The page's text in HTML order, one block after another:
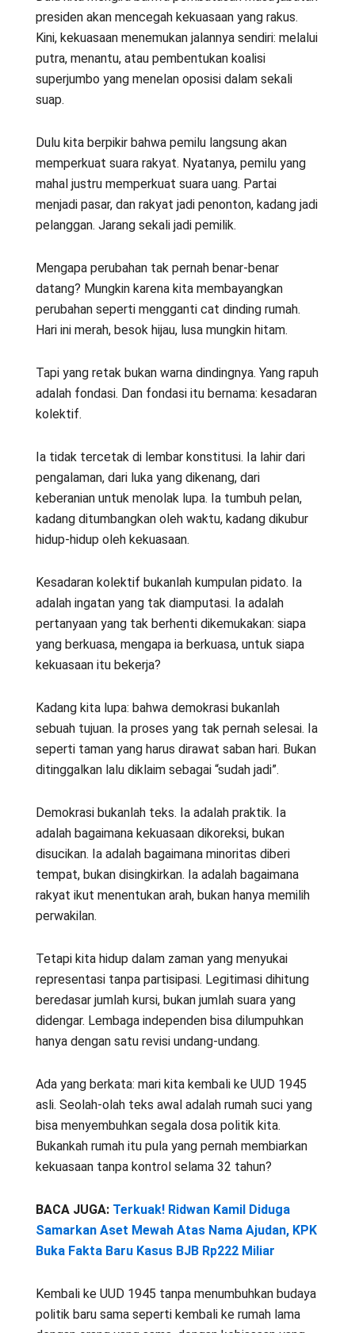
presiden akan mencegah kekuasaan yang rakus.
Kini, kekuasaan menemukan jalannya sendiri: melalui
putra, menantu, atau pembentukan koalisi
superjumbo yang menelan oposisi dalam sekali
suap.
Dulu kita berpikir bahwa pemilu langsung akan
memperkuat suara rakyat. Nyatanya, pemilu yang
mahal justru memperkuat suara uang. Partai
menjadi pasar, dan rakyat jadi penonton, kadang jadi
pelanggan. Jarang sekali jadi pemilik.
Mengapa perubahan tak pernah benar-benar
datang? Mungkin karena kita membayangkan
perubahan seperti mengganti cat dinding rumah.
Hari ini merah, besok hijau, lusa mungkin hitam.
Tapi yang retak bukan warna dindingnya. Yang rapuh
adalah fondasi. Dan fondasi itu bernama: kesadaran
kolektif.
Ia tidak tercetak di lembar konstitusi. Ia lahir dari
pengalaman, dari luka yang dikenang, dari
keberanian untuk menolak lupa. Ia tumbuh pelan,
kadang ditumbangkan oleh waktu, kadang dikubur
hidup-hidup oleh kekuasaan.
Kesadaran kolektif bukanlah kumpulan pidato. Ia
adalah ingatan yang tak diamputasi. Ia adalah
pertanyaan yang tak berhenti dikemukakan: siapa
yang berkuasa, mengapa ia berkuasa, untuk siapa
kekuasaan itu bekerja?
Kadang kita lupa: bahwa demokrasi bukanlah
sebuah tujuan. Ia proses yang tak pernah selesai. Ia
seperti taman yang harus dirawat saban hari. Bukan
ditinggalkan lalu diklaim sebagai “sudah jadi”.
Demokrasi bukanlah teks. Ia adalah praktik. Ia
adalah bagaimana kekuasaan dikoreksi, bukan
disucikan. Ia adalah bagaimana minoritas diberi
tempat, bukan disingkirkan. Ia adalah bagaimana
rakyat ikut menentukan arah, bukan hanya memilih
perwakilan.
Tetapi kita hidup dalam zaman yang menyukai
representasi tanpa partisipasi. Legitimasi dihitung
beredasar jumlah kursi, bukan jumlah suara yang
didengar. Lembaga independen bisa dilumpuhkan
hanya dengan satu revisi undang-undang.
Ada yang berkata: mari kita kembali ke UUD 1945
asli. Seolah-olah teks awal adalah rumah suci yang
bisa menyembuhkan segala dosa politik kita.
Bukankah rumah itu pula yang pernah membiarkan
kekuasaan tanpa kontrol selama 32 tahun?
BACA JUGA: Terkuak! Ridwan Kamil Diduga
Samarkan Aset Mewah Atas Nama Ajudan, KPK
Buka Fakta Baru Kasus BJB Rp222 Miliar
Kembali ke UUD 1945 tanpa menumbuhkan budaya
politik baru sama seperti kembali ke rumah lama